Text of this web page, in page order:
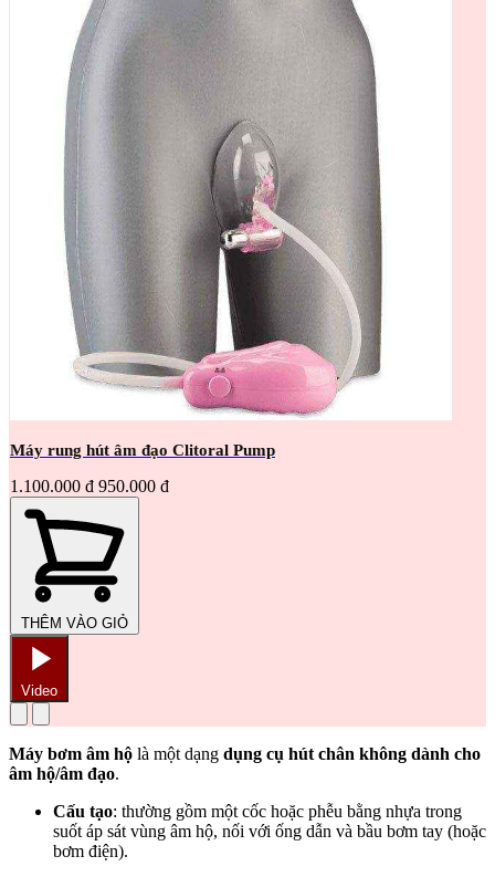
Máy rung hút âm đạo Clitoral Pump
1.100.000 đ 950.000 đ
THÊM VÀO GIỎ
Video
Máy bơm âm hộ là một dạng dụng cụ hút chân không dành cho
âm hộ/âm đạo.
Cấu tạo: thường gồm một cốc hoặc phễu bằng nhựa trong
suốt áp sát vùng âm hộ, nối với ống dẫn và bầu bơm tay (hoặc
bơm điện).